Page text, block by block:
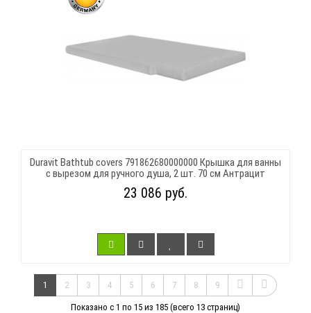
Duravit Bathtub covers 791862680000000 Крышка для ванны
с вырезом для ручного душа, 2 шт. 70 см Антрацит
23 086 руб.
1 2 3 4 5 6 7 8 9
Показано с 1 по 15 из 185 (всего 13 страниц)